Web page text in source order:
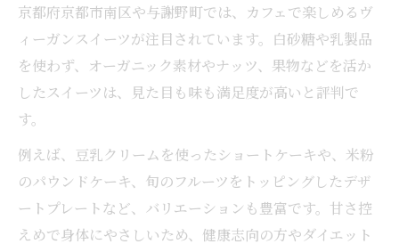
由
カフェで楽しむ京都ベジタリアン懐石の魅
力
癒しのカフェ空間がヴィーガン料理を引き
ベジタリアンディナーも楽しめるカフェ紹介
ヘルシー志向に響くオーガニック体験
カフェで体験するオーガニックな癒し時間
京都府京都市南区や与謝野町では、カフェで楽しめるヴ
ィーガンスイーツが注目されています。白砂糖や乳製品
を使わず、オーガニック素材やナッツ、果物などを活か
したスイーツは、見た目も味も満足度が高いと評判で
す。
例えば、豆乳クリームを使ったショートケーキや、米粉
のパウンドケーキ、旬のフルーツをトッピングしたデザ
ートプレートなど、バリエーションも豊富です。甘さ控
えめで身体にやさしいため、健康志向の方やダイエット